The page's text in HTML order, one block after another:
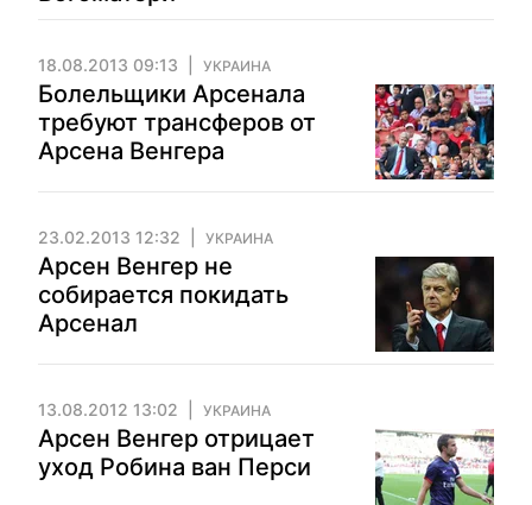
18.08.2013 09:13 УКРАИНА
Болельщики Арсенала
требуют трансферов от
Арсена Венгера
23.02.2013 12:32 УКРАИНА
Арсен Венгер не
собирается покидать
Арсенал
13.08.2012 13:02 УКРАИНА
Арсен Венгер отрицает
уход Робина ван Перси